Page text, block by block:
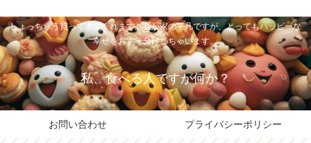
しょっちゅう買ってきてくれます。我が家の平凡ですが、とってもハッピーな
幸せをおすそ分けしちゃいます。
私、食べる人ですが何か？
お問い合わせ プライバシーポリシー